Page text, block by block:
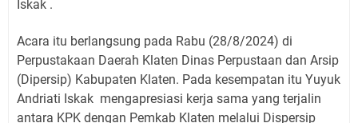
Iskak .
Acara itu berlangsung pada Rabu (28/8/2024) di
Perpustakaan Daerah Klaten Dinas Perpustaan dan Arsip
(Dipersip) Kabupaten Klaten. Pada kesempatan itu Yuyuk
Andriati Iskak mengapresiasi kerja sama yang terjalin
antara KPK dengan Pemkab Klaten melalui Dispersip